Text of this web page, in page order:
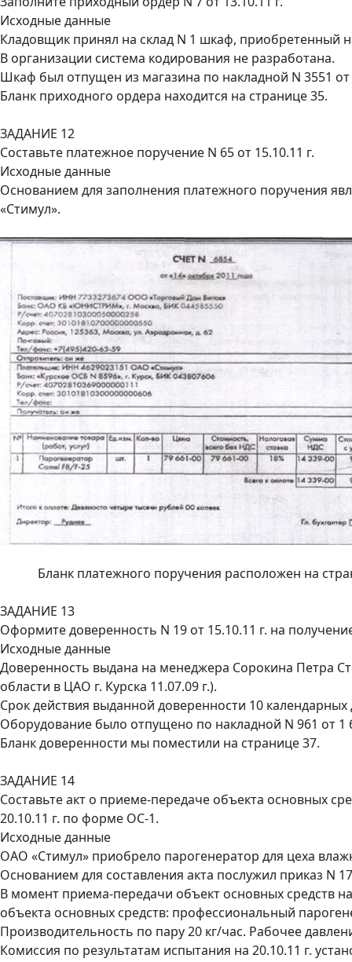
Исходные данные
Кладовщик принял на склад N 1 шкаф,
В организации система кодирования не разработана.
Шкаф был отпущен из магазина по накладной N 3551 от
Бланк приходного ордера находится на странице 35.
ЗАДАНИЕ 12
Составьте платежное поручение N 65 от 15.10.11 г.
Исходные данные
Основанием для заполнения платежного поручения
«Стимул».
Бланк платежного поручения расположен на
ЗАДАНИЕ 13
Оформите доверенность N 19 от 15.10.11 г. на
Исходные данные
Доверенность выдана на менеджера Сорокина Петра
области в ЦАО г. Курска 11.07.09 г.).
Срок действия выданной доверенности 10 календарных
Оборудование было отпущено по накладной N 961 от 1
Бланк доверенности мы поместили на странице 37.
ЗАДАНИЕ 14
Составьте акт о приеме-передаче объекта основных
20.10.11 г. по форме ОС-1.
Исходные данные
ОАО «Стимул» приобрело парогенератор для цеха
Основанием для составления акта послужил приказ N
В момент приема-передачи объект основных средств
объекта основных средств: профессиональный
Производительность по пару 20 кг/час. Рабочее
Комиссия по результатам испытания на 20.10.11 г.